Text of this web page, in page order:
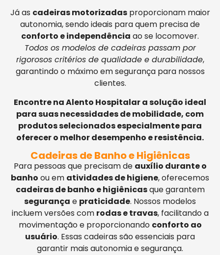
Já as cadeiras motorizadasproporcionam maior
autonomia, sendo ideais para quem precisa de
conforto e independência ao se locomover.
Todos os modelos de cadeiras passam por
rigorosos critérios de qualidade e durabilidade,
garantindo o máximo em segurança para nossos
clientes.
Encontre na Alento Hospitalar a solução ideal
para suas necessidades de mobilidade, com
produtos selecionados especialmente para
oferecer o melhor desempenho e resistência.
Cadeiras de Banho e Higiênicas
Para pessoas que precisam de auxílio durante o
banho ou em atividades de higiene, oferecemos
cadeiras de banho e higiênicasque garantem
segurança e praticidade. Nossos modelos
incluem versões com rodas e travas, facilitando a
movimentação e proporcionando conforto ao
usuário. Essas cadeiras são essenciais para
garantir mais autonomia e segurança.